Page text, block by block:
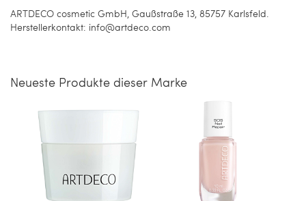
ARTDECO cosmetic GmbH, Gaußstraße 13, 85757 Karlsfeld.
Herstellerkontakt: info@artdeco.com
Neueste Produkte dieser Marke